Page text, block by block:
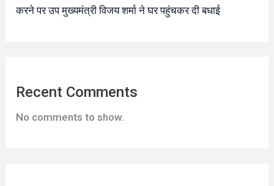
करने पर उप मुख्यमंत्री विजय शर्मा ने घर पहुंचकर दी बधाई
Recent Comments
No comments to show.